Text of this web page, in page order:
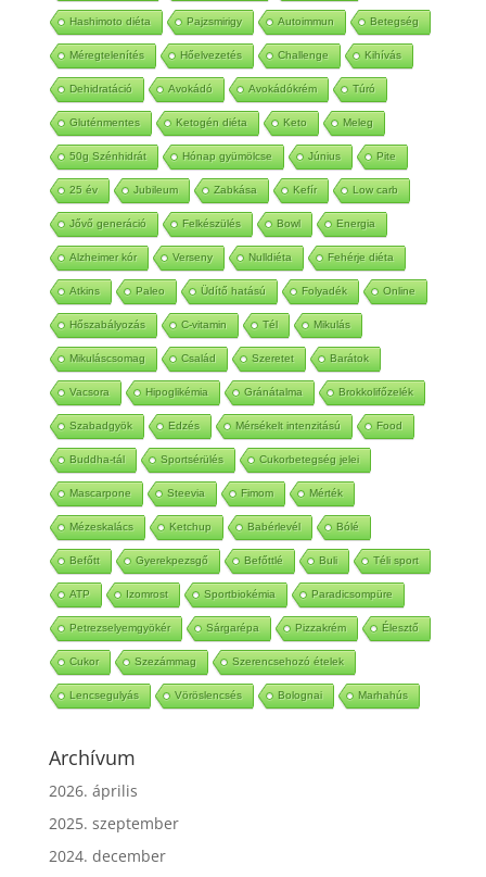
Hashimoto diéta Pajzsmirigy Autoimmun Betegség
Méregtelenítés Hőelvezetés Challenge Kihívás
Dehidratáció Avokádó Avokádókrém Túró
Gluténmentes Ketogén diéta Keto Meleg
50g Szénhidrát Hónap gyümölcse Június Pite
25 év Jubileum Zabkása Kefír Low carb
Jővő generáció Felkészülés Bowl Energia
Alzheimer kór Verseny Nulldiéta Fehérje diéta
Atkins Paleo Üdítő hatású Folyadék Online
Hőszabályozás C-vitamin Tél Mikulás
Mikuláscsomag Család Szeretet Barátok
Vacsora Hipoglikémia Gránátalma Brokkolifőzelék
Szabadgyök Edzés Mérsékelt intenzitású Food
Buddha-tál Sportsérülés Cukorbetegség jelei
Mascarpone Steevia Fimom Mérték
Mézeskalács Ketchup Babérlevél Bólé
Befőtt Gyerekpezsgő Befőttlé Buli Téli sport
ATP Izomrost Sportbiokémia Paradicsompüre
Petrezselyemgyökér Sárgarépa Pizzakrém Élesztő
Cukor Szezámmag Szerencsehozó ételek
Lencsegulyás Vöröslencsés Bolognai Marhahús
Archívum
2026. április
2025. szeptember
2024. december